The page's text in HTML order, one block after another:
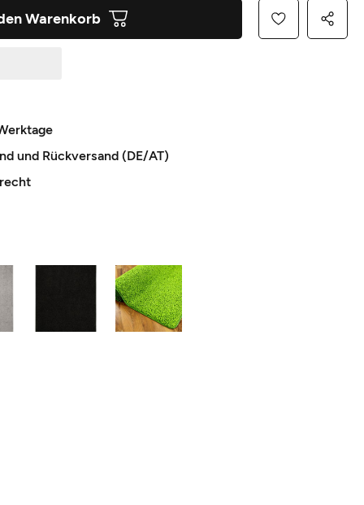
Warenkorb
und Rückversand (DE/AT)